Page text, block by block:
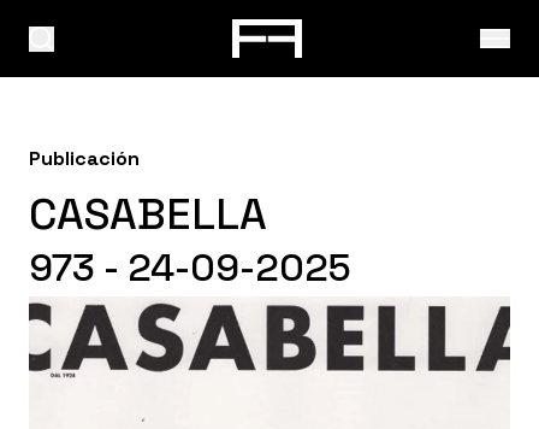
Publicación
CASABELLA
973 - 24-09-2025